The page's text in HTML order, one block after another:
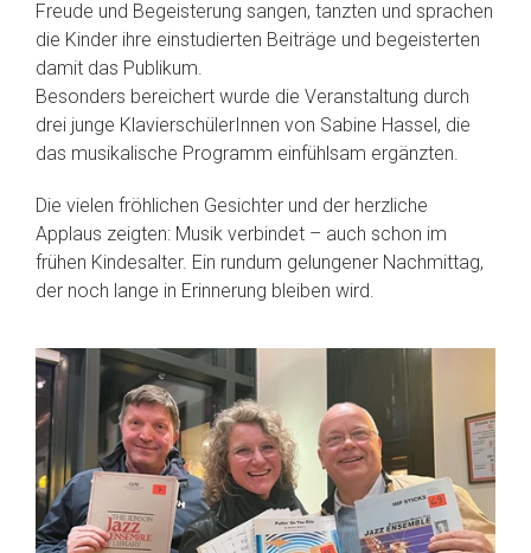
Freude und Begeisterung sangen, tanzten und sprachen
die Kinder ihre einstudierten Beiträge und begeisterten
damit das Publikum.
Besonders bereichert wurde die Veranstaltung durch
drei junge KlavierschülerInnen von Sabine Hassel, die
das musikalische Programm einfühlsam ergänzten.
Die vielen fröhlichen Gesichter und der herzliche
Applaus zeigten: Musik verbindet – auch schon im
frühen Kindesalter. Ein rundum gelungener Nachmittag,
der noch lange in Erinnerung bleiben wird.